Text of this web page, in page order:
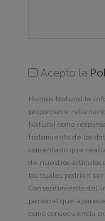
Acepto la
Humus Natural le
proporcione
Natural como
tratamiento de los
comentario que
de nuestros artículos
las cuales podrían
Consentimiento del
personal que
como consecuencia